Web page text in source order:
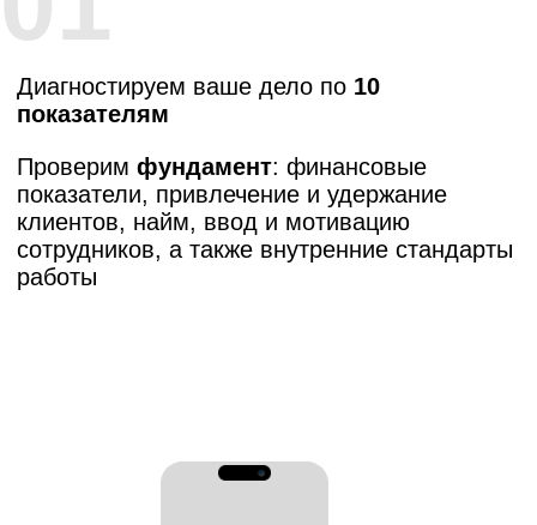
Разработаеминдивидуальный план
развития
03